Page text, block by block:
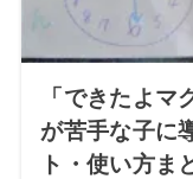
「できたよマ
が苦手な子に
ト・使い方ま